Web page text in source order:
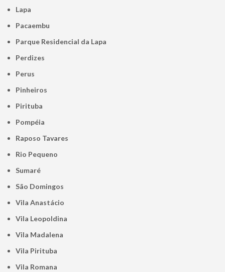
Lapa
Pacaembu
Parque Residencial da Lapa
Perdizes
Perus
Pinheiros
Pirituba
Pompéia
Raposo Tavares
Rio Pequeno
Sumaré
São Domingos
Vila Anastácio
Vila Leopoldina
Vila Madalena
Vila Pirituba
Vila Romana